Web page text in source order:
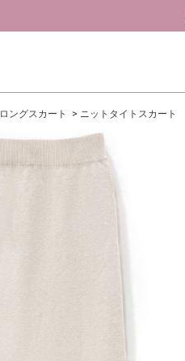
ロングスカート ニットタイトスカート